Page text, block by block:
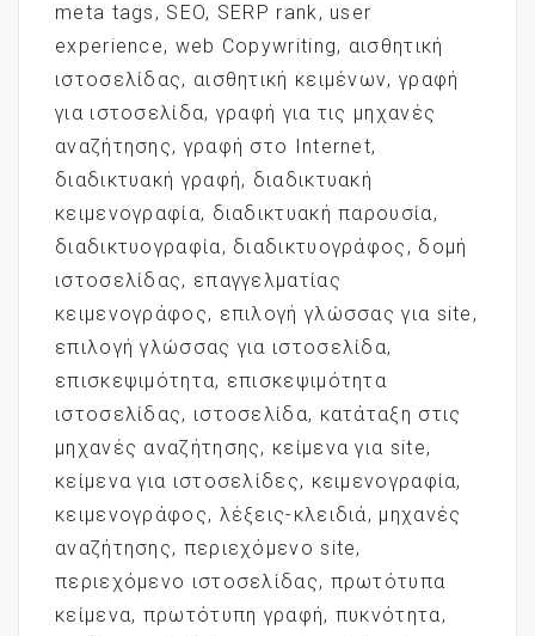
meta tags , SEO, SERP rank, user
experience, web Copywriting, αισθητική
ιστοσελίδας, αισθητική κειμένων, γραφή
για ιστοσελίδα, γραφή για τις μηχανές
αναζήτησης, γραφή στο Internet,
διαδικτυακή γραφή, διαδικτυακή
κειμενογραφία, διαδικτυακή παρουσία,
διαδικτυογραφία, διαδικτυογράφος , δομή
ιστοσελίδας, επαγγελματίας
κειμενογράφος, επιλογή γλώσσας για site ,
επιλογή γλώσσας για ιστοσελίδα,
επισκεψιμότητα, επισκεψιμότητα
ιστοσελίδας, ιστοσελίδα, κατάταξη στις
μηχανές αναζήτησης, κείμενα για site,
κείμενα για ιστοσελίδες, κειμενογραφία,
κειμενογράφος, λέξεις-κλειδιά, μηχανές
αναζήτησης, περιεχόμενο site,
περιεχόμενο ιστοσελίδας, πρωτότυπα
κείμενα, πρωτότυπη γραφή, πυκνότητα,